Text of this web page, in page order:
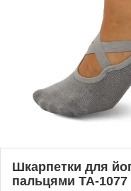
Шкарпетки для
пальцями TA-1077